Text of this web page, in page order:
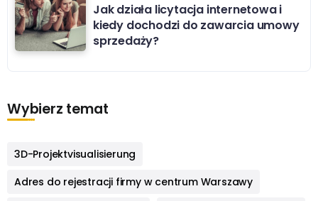
Jak działa licytacja internetowa i
kiedy dochodzi do zawarcia umowy
sprzedaży?
Wybierz temat
3D-Projektvisualisierung
Adres do rejestracji firmy w centrum Warszawy